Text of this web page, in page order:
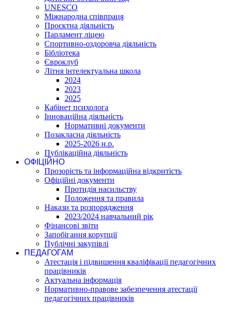
UNESCO
Міжнародна співпраця
Проєктна діяльність
Парламент ліцею
Спортивно-оздоровча діяльність
Бібліотека
Євроклуб
Літня інтелектуальна школа
2024
2023
2025
Кабінет психолога
Інноваційна діяльність
Нормативні документи
Позакласна діяльність
2025-2026 н.р.
Публікаційна діяльність
ОФІЦІЙНО
Прозорість та інформаційна відкритість
Офіційні документи
Протидія насильству
Положення та правила
Накази та розпорядження
2023/2024 навчальний рік
Фінансові звіти
Запобігання корупції
Публічні закупівлі
ПЕДАГОГАМ
Атестація і підвишення кваліфікації педагогічних
працівників
Актуальна інформація
Нормативно-правове забезпечення атестації
педагогічних працівників